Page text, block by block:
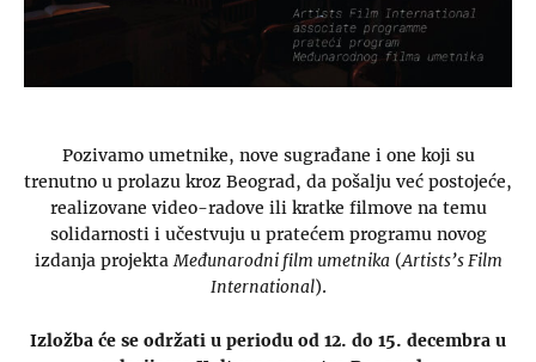
Pozivamo umetnike, nove sugrađane i one koji su
trenutno u prolazu kroz Beograd, da pošalju već postojeće,
realizovane video-radove ili kratke filmove na temu
solidarnosti i učestvuju u pratećem programu novog
izdanja projektaMeđunarodni film umetnika(Artists’s Film
International).
Izložba će se održati u periodu od 12. do 15. decembra u